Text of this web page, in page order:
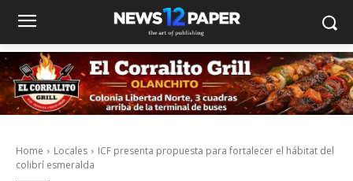
Home Locales
ICF presenta propuesta para fortalecer el hábitat del
colibrí esmeralda